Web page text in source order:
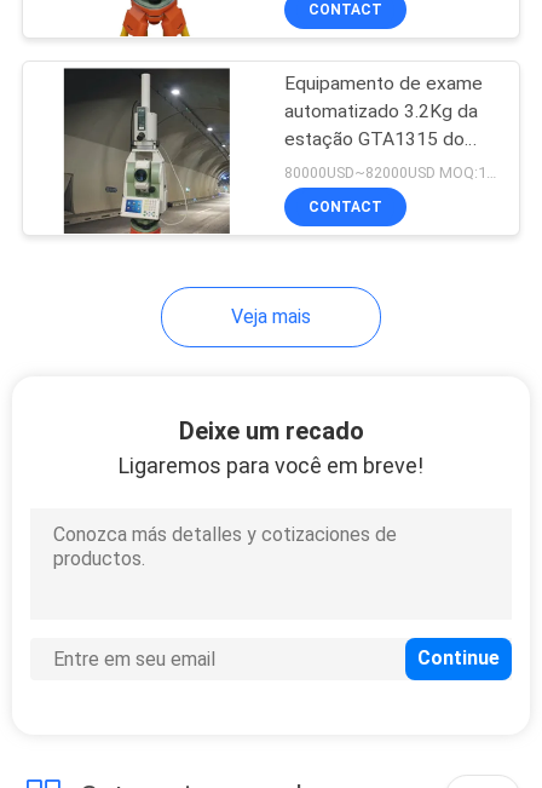
Adaptador de
Tribrach
Tripés do
totais
CONTACT
Equipamento de exame
automatizado 3.2Kg da
estação GTA1315 do
giroscópio
80000USD~82000USD MOQ:1 parte
CONTACT
Veja mais
Deixe um recado
Ligaremos para você em breve!